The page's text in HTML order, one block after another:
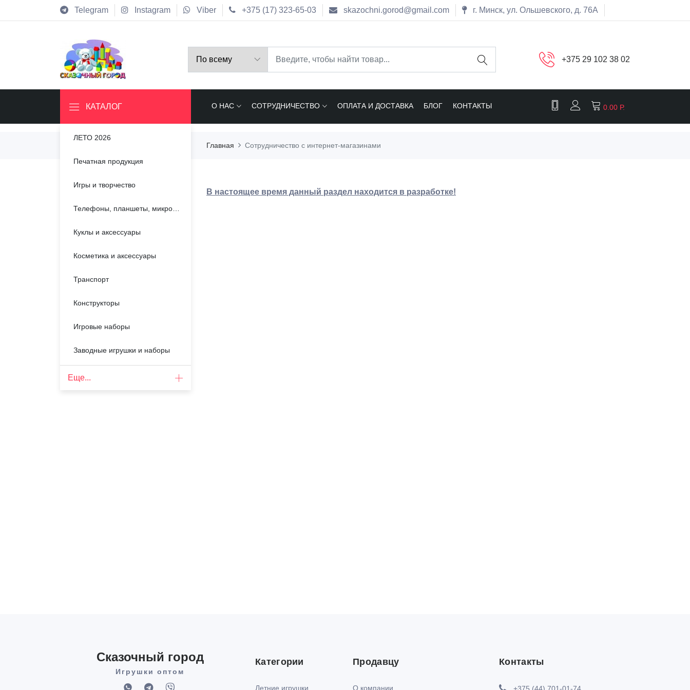
Telegram Instagram Viber +375 (17) 323-65-03 skazochni.gorod@gmail.com г. Минск, ул. Ольшевского, д. 76А
+375 29 102 38 02
КАТАЛОГ
ЛЕТО 2026
Печатная продукция
Игры и творчество
Куклы и аксессуары
Косметика и аксессуары
Транспорт
Конструкторы
Игровые наборы
Заводные игрушки и наборы
Еще...
О НАС СОТРУДНИЧЕСТВО ОПЛАТА И ДОСТАВКА БЛОГ КОНТАКТЫ 0.00 Р.
Главная Сотрудничество с интернет-магазинами
В настоящее время данный раздел находится в разработке!
Сказочный город
Игрушки оптом
Категории
Летние игрушки
Продавцу
О компании
Контакты